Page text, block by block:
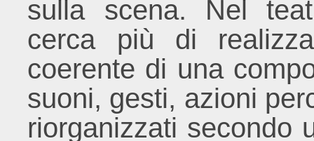
sulla scena. Nel
cerca più di
coerente di una
suoni, gesti, azioni
riorganizzati secondo